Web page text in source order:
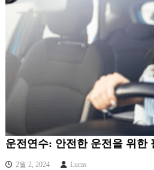
운전연수: 안전한 운전을 위한
2월 2, 2024 Lucas